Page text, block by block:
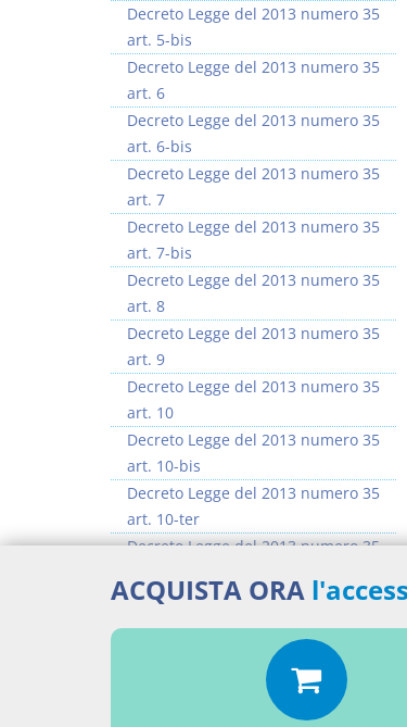
Decreto Legge del 2013 numero 35
art. 5-bis
Decreto Legge del 2013 numero 35
art. 6
Decreto Legge del 2013 numero 35
art. 6-bis
Decreto Legge del 2013 numero 35
art. 7
Decreto Legge del 2013 numero 35
art. 7-bis
Decreto Legge del 2013 numero 35
art. 8
Decreto Legge del 2013 numero 35
art. 9
Decreto Legge del 2013 numero 35
art. 10
Decreto Legge del 2013 numero 35
art. 10-bis
Decreto Legge del 2013 numero 35
art. 10-ter
Decreto Legge del 2013 numero 35
Decreto Legge del 2013 numero 35
art. 10-quinquies
>> Vai all'argomento completo
ACQUISTA ORA